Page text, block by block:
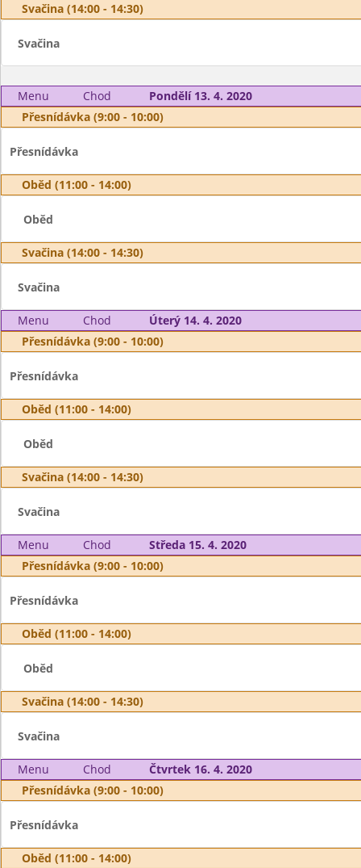
Svačina (14:00 - 14:30)
Svačina
Menu Chod
Pondělí 13. 4. 2020
Přesnídávka (9:00 - 10:00)
Přesnídávka
Oběd (11:00 - 14:00)
Oběd
Svačina (14:00 - 14:30)
Svačina
Menu Chod
Úterý 14. 4. 2020
Přesnídávka (9:00 - 10:00)
Přesnídávka
Oběd (11:00 - 14:00)
Oběd
Svačina (14:00 - 14:30)
Svačina
Menu Chod
Středa 15. 4. 2020
Přesnídávka (9:00 - 10:00)
Přesnídávka
Oběd (11:00 - 14:00)
Oběd
Svačina (14:00 - 14:30)
Svačina
Menu Chod
Čtvrtek 16. 4. 2020
Přesnídávka (9:00 - 10:00)
Přesnídávka
Oběd (11:00 - 14:00)